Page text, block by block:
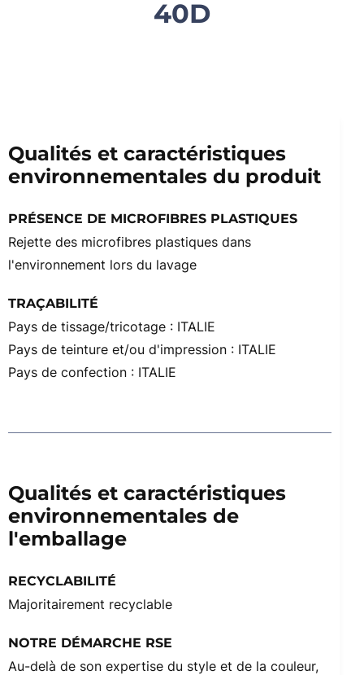
40D
Qualités et caractéristiques
environnementales du produit
PRÉSENCE DE MICROFIBRES PLASTIQUES
Rejette des microfibres plastiques dans
l'environnement lors du lavage
TRAÇABILITÉ
Pays de tissage/tricotage : ITALIE
Pays de teinture et/ou d'impression : ITALIE
Pays de confection : ITALIE
Qualités et caractéristiques
environnementales de
l'emballage
RECYCLABILITÉ
Majoritairement recyclable
NOTRE DÉMARCHE RSE
Au-delà de son expertise du style et de la couleur,